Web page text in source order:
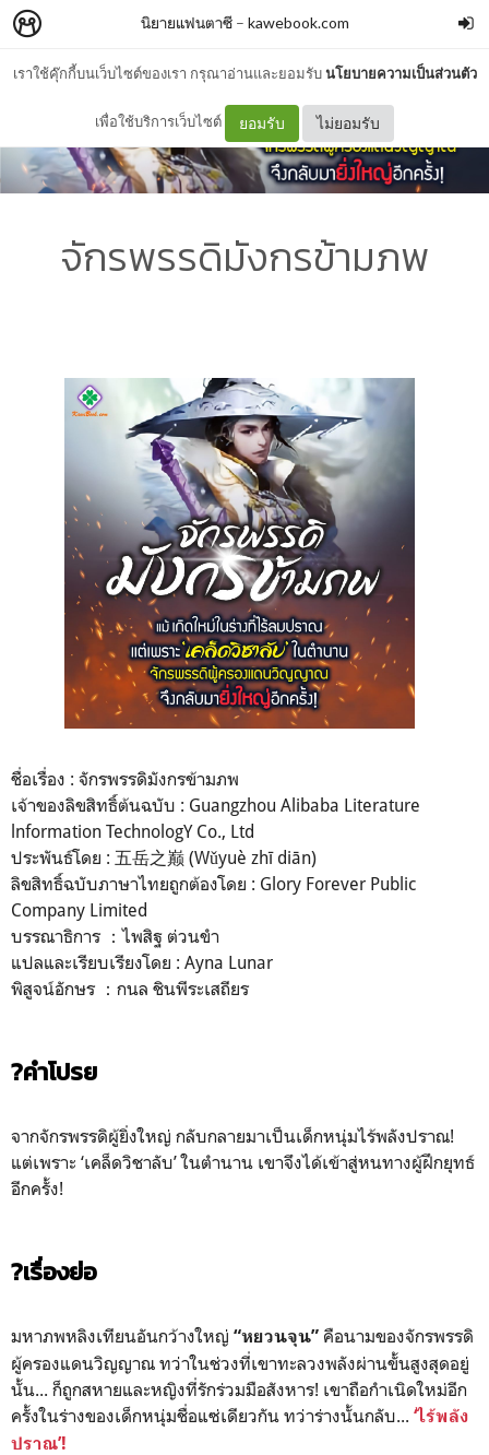
เราใช้คุ๊กกี้บนเว็บไซต์ของเรา กรุณาอ่านและยอมรับนโยบายความเป็นส่วนตัว
เพื่อใช้บริการเว็บไซต์ ยอมรับ ไม่ยอมรับ
นิยายแฟนตาซี– kawebook.com
จักรพรรดิมังกรข้ามภพ
ชื่อเรื่อง : จักรพรรดิมังกรข้ามภพ
เจ้าของลิขสิทธิ์ต้นฉบับ : Guangzhou Alibaba Literature
lnformation TechnologY Co., Ltd
ประพันธ์โดย : 五岳之巅 (Wǔyuè zhī diān)
ลิขสิทธิ์ฉบับภาษาไทยถูกต้องโดย : Glory Forever Public
Company Limited
บรรณาธิการ ：ไพสิฐ ต่วนขำ
แปลและเรียบเรียงโดย : Ayna Lunar
พิสูจน์อักษร ：กนล ชินพีระเสถียร
?คำโปรย
จากจักรพรรดิผู้ยิ่งใหญ่ กลับกลายมาเป็นเด็กหนุ่มไร้พลังปราณ!
แต่เพราะ ‘เคล็ดวิชาลับ’ ในตำนาน เขาจึงได้เข้าสู่หนทางผู้ฝึกยุทธ์
อีกครั้ง!
?เรื่องย่อ
มหาภพหลิงเทียนอันกว้างใหญ่ “หยวนจุน” คือนามของจักรพรรดิ
ผู้ครองแดนวิญญาณ ทว่าในช่วงที่เขาทะลวงพลังผ่านขั้นสูงสุดอยู่
นั้น... ก็ถูกสหายและหญิงที่รักร่วมมือสังหาร! เขาถือกำเนิดใหม่อีก
ครั้งในร่างของเด็กหนุ่มชื่อแซ่เดียวกัน ทว่าร่างนั้นกลับ... ‘ไร้พลัง
ปราณ’!